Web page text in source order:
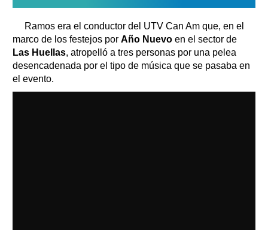
Ramos era el conductor del UTV Can Am que, en el
marco de los festejos por Año Nuevo en el sector de
Las Huellas, atropelló a tres personas por una pelea
desencadenada por el tipo de música que se pasaba en
el evento.